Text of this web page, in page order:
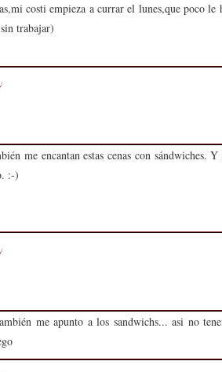
costi empieza a currar el lunes,que poco
trabajar)
me encantan estas cenas con sándwiches.
:-)
me apunto a los sandwichs... asi no